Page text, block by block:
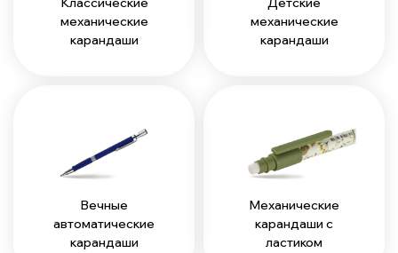
механические
карандаши
механические
карандаши
Вечные
автоматические
карандаши
Механические
карандаши с
ластиком